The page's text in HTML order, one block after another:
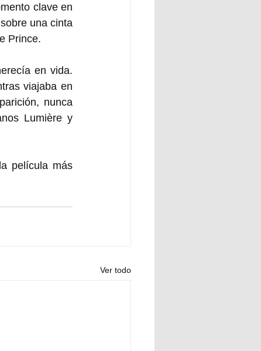
clave en
una cinta
Prince.
en vida.
viajaba en
nunca
Lumière y
película más
Ver todo